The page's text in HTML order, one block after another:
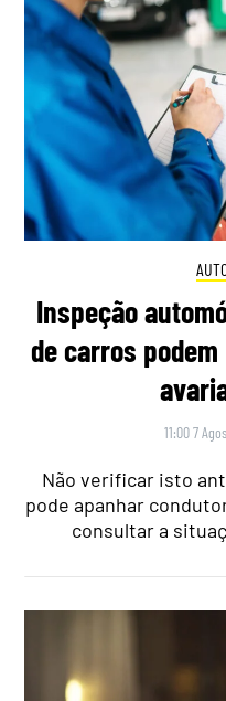
Inspeção
de carros
11:00 7
Não verificar isto
pode apanhar
consultar a